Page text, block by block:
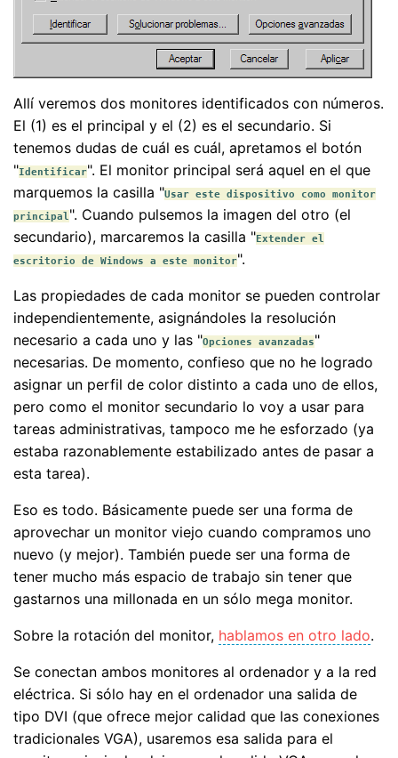
Allí veremos dos monitores identificados con números.
El (1) es el principal y el (2) es el secundario. Si
tenemos dudas de cuál es cuál, apretamos el botón
"Identificar". El monitor principal será aquel en el que
marquemos la casilla "Usar este dispositivo como monitor
principal". Cuando pulsemos la imagen del otro (el
secundario), marcaremos la casilla "Extender el
escritorio de Windows a este monitor".
Las propiedades de cada monitor se pueden controlar
independientemente, asignándoles la resolución
necesario a cada uno y las "Opciones avanzadas"
necesarias. De momento, confieso que no he logrado
asignar un perfil de color distinto a cada uno de ellos,
pero como el monitor secundario lo voy a usar para
tareas administrativas, tampoco me he esforzado (ya
estaba razonablemente estabilizado antes de pasar a
esta tarea).
Eso es todo. Básicamente puede ser una forma de
aprovechar un monitor viejo cuando compramos uno
nuevo (y mejor). También puede ser una forma de
tener mucho más espacio de trabajo sin tener que
gastarnos una millonada en un sólo mega monitor.
Sobre la rotación del monitor, hablamos en otro lado.
Se conectan ambos monitores al ordenador y a la red
eléctrica. Si sólo hay en el ordenador una salida de
tipo DVI (que ofrece mejor calidad que las conexiones
tradicionales VGA), usaremos esa salida para el